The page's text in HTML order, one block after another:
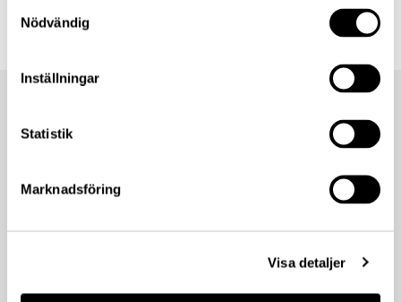
Nödvändig
Inställningar
Statistik
Marknadsföring
Visa detaljer
Om Lannebo
Information